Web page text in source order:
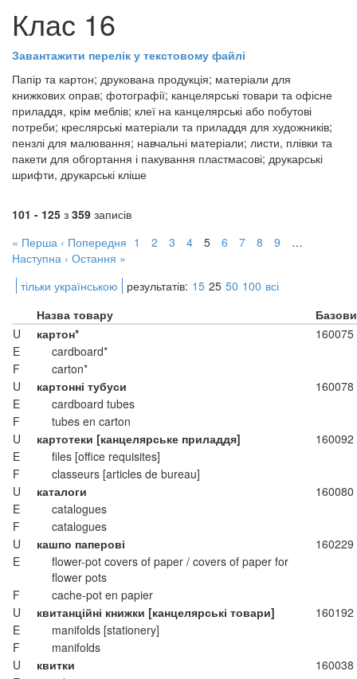
Клас 16
Завантажити перелік у текстовому файлі
Папір та картон; друкована продукція; матеріали для
книжкових оправ; фотографії; канцелярські товари та офісне
приладдя, крім меблів; клеї на канцелярські або побутові
потреби; креслярські матеріали та приладдя для художників;
пензлі для малювання; навчальні матеріали; листи, плівки та
пакети для обгортання і пакування пластмасові; друкарські
шрифти, друкарські кліше
101 - 125 з 359 записів
« Перша ‹ Попередня 1 2 3 4 5 6 7 8 9
…
Наступна › Остання »
тільки українською
результатів: 15 25 50 100 всі
Назва товару
U
картон*
160075
E
cardboard*
F
carton*
U
картонні тубуси
160078
E
cardboard tubes
F
tubes en carton
U
картотеки [канцелярське приладдя]
160092
E
files [office requisites]
F
classeurs [articles de bureau]
U
каталоги
160080
E
catalogues
F
catalogues
U
кашпо паперові
160229
E
flower-pot covers of paper / covers of paper for
flower pots
F
cache-pot en papier
U
квитанційні книжки [канцелярські товари]
160192
E
manifolds [stationery]
F
manifolds
U
квитки
160038